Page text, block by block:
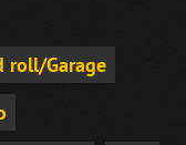
roll/Garage